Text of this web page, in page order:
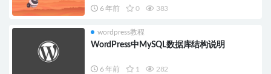
6 年前 0 383
wordpress教程
WordPress中MySQL数据库结构说明
6 年前 1 282